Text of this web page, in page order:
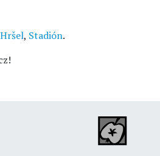
, Stadión.